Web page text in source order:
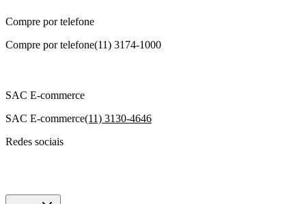
Compre por telefone
Compre por telefone(11) 3174-1000
SAC E-commerce
SAC E-commerce(11) 3130-4646
Redes sociais